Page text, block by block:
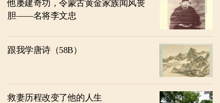
他屡建奇功，令蒙古黄金家族闻风丧
胆——名将李文忠
跟我学唐诗（58B）
救妻历程改变了他的人生